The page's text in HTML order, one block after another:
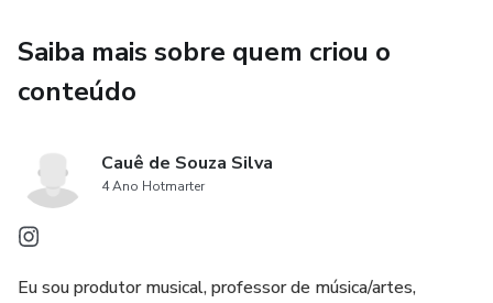
Saiba mais sobre quem criou o
conteúdo
Cauê de Souza Silva
4 Ano Hotmarter
Eu sou produtor musical, professor de música/artes,